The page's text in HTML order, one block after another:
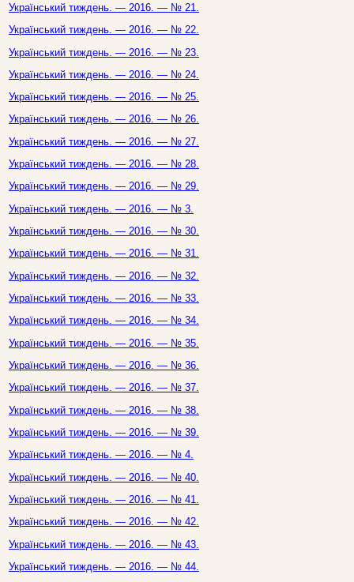
Український тиждень. — 2016. — № 21.
Український тиждень. — 2016. — № 22.
Український тиждень. — 2016. — № 23.
Український тиждень. — 2016. — № 24.
Український тиждень. — 2016. — № 25.
Український тиждень. — 2016. — № 26.
Український тиждень. — 2016. — № 27.
Український тиждень. — 2016. — № 28.
Український тиждень. — 2016. — № 29.
Український тиждень. — 2016. — № 3.
Український тиждень. — 2016. — № 30.
Український тиждень. — 2016. — № 31.
Український тиждень. — 2016. — № 32.
Український тиждень. — 2016. — № 33.
Український тиждень. — 2016. — № 34.
Український тиждень. — 2016. — № 35.
Український тиждень. — 2016. — № 36.
Український тиждень. — 2016. — № 37.
Український тиждень. — 2016. — № 38.
Український тиждень. — 2016. — № 39.
Український тиждень. — 2016. — № 4.
Український тиждень. — 2016. — № 40.
Український тиждень. — 2016. — № 41.
Український тиждень. — 2016. — № 42.
Український тиждень. — 2016. — № 43.
Український тиждень. — 2016. — № 44.